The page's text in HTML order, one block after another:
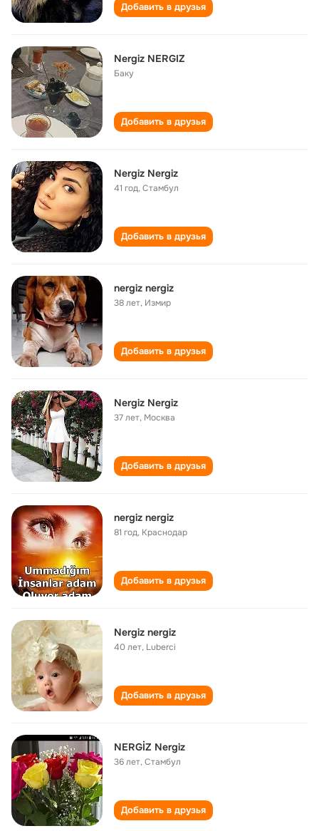
Добавить в друзья
Nergiz NERGIZ
Баку
Добавить в друзья
Nergiz Nergiz
41 год,Стамбул
Добавить в друзья
nergiz nergiz
38 лет, Измир
Добавить в друзья
Nergiz Nergiz
37 лет, Москва
Добавить в друзья
nergiz nergiz
81 год, Краснодар
Добавить в друзья
Nergiz nergiz
40 лет, Luberci
Добавить в друзья
NERGİZ Nergiz
36 лет,Стамбул
Добавить в друзья